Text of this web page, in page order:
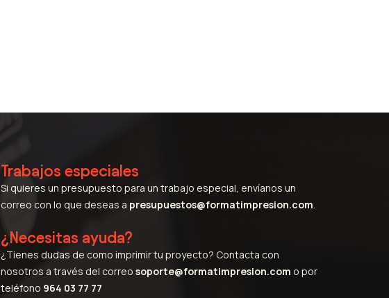
Trabajos especiales
Si quieres un presupuesto para un trabajo especial, envíanos un
correo con lo que deseas a presupuestos@formatimpresion.com
¿Necesitas ayuda?
¿Tienes dudas de como imprimir tu proyecto? Contacta con
nosotros a través del correo soporte@formatimpresion.com o por
teléfono 964 03 77 77